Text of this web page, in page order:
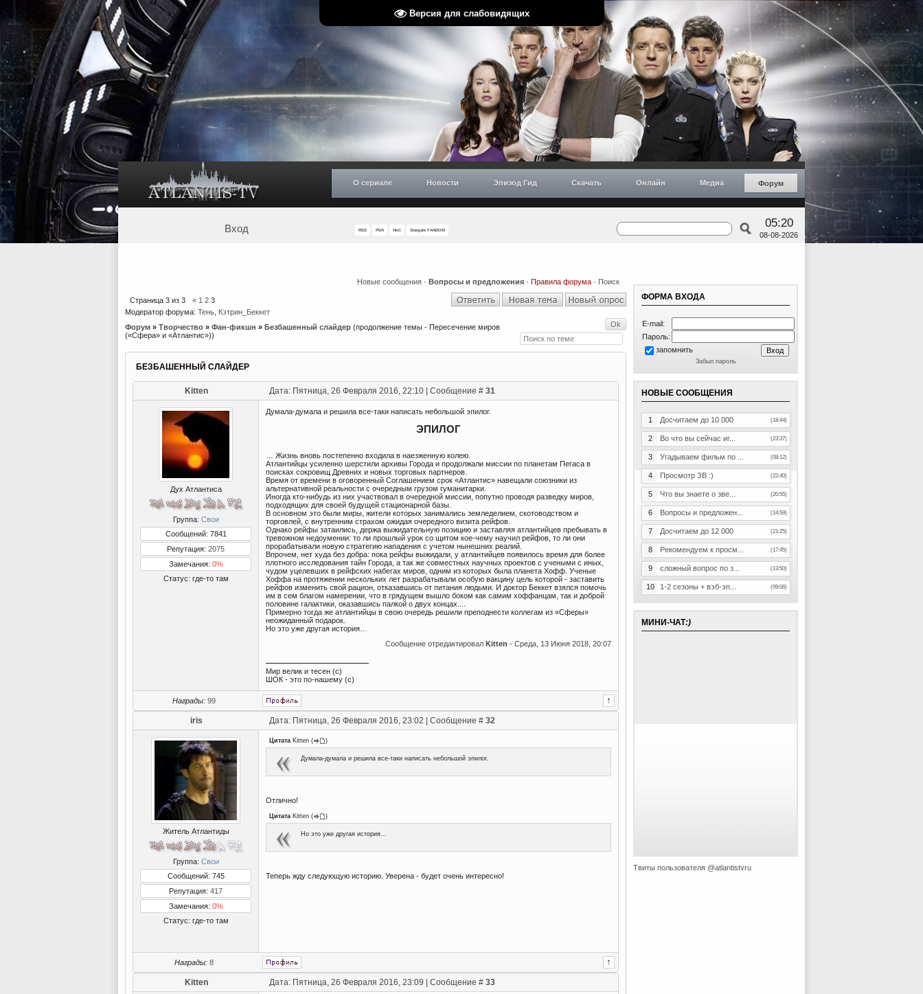
Версия для слабовидящих
О сериале Новости Эпизод Гид Скачать Онлайн Медиа Форум
Вход RSS PDA НиС Stargate FANDOM
05:20
08-08-2026
Новые сообщения · Вопросы и предложения · Правила форума · Поиск
Страница 3 из 3 « 1 2 3
Модератор форума: Тень Кэтрин_Беккет
Форум » Творчество » Фан-фикшн » Безбашенный слайдер (продолжение темы - Пересечение миров
(«Сфера» и «Атлантис»))
БЕЗБАШЕННЫЙ СЛАЙДЕР
Kitten Дата: Пятница, 26 Февраля 2016, 22:10 | Сообщение # 31
Дух Атлантиса
Группа: Свои
Сообщений: 7841
Репутация: 2075
Замечания: 0%
Статус: где-то там
Думала-думала и решила все-таки написать небольшой эпилог.
ЭПИЛОГ
… Жизнь вновь постепенно входила в наезженную колею.
Атлантийцы усиленно шерстили архивы Города и продолжали миссии по планетам Пегаса в
поисках сокровищ Древних и новых торговых партнеров.
Время от времени в оговоренный Соглашением срок «Атлантис» навещали союзники из
альтернативной реальности с очередным грузом гуманитарки.
Иногда кто-нибудь из них участвовал в очередной миссии, попутно проводя разведку миров,
подходящих для своей будущей стационарной базы.
В основном это были миры, жители которых занимались земледелием, скотоводством и
торговлей, с внутренним страхом ожидая очередного визита рейфов.
Однако рейфы затаились, держа выжидательную позицию и заставляя атлантийцев пребывать в
тревожном недоумении: то ли прошлый урок со щитом кое-чему научил рейфов, то ли они
прорабатывали новую стратегию нападения с учетом нынешних реалий.
Впрочем, нет худа без добра: пока рейфы выжидали, у атлантийцев появилось время для более
плотного исследования тайн Города, а так же совместных научных проектов с учеными с иных,
чудом уцелевших в рейфских набегах миров, одним из которых была планета Хофф. Ученые
Хоффа на протяжении нескольких лет разрабатывали особую вакцину цель которой - заставить
рейфов изменить свой рацион, отказавшись от питания людьми. И доктор Беккет взялся помочь
им в сем благом намерении, что в грядущем вышло боком как самим хоффанцам, так и доброй
половине галактики, оказавшись палкой о двух концах....
Примерно тогда же атлантийцы в свою очередь решили преподнести коллегам из «Сферы»
неожиданный подарок.
Но это уже другая история…
Сообщение отредактировал Kitten - Среда, 13 Июня 2018, 20:07
Мир велик и тесен (с)
ШОК - это по-нашему (с)
Награды: 99
iris Дата: Пятница, 26 Февраля 2016, 23:02 | Сообщение # 32
Житель Атлантиды
Группа: Свои
Сообщений: 745
Репутация: 417
Замечания: 0%
Статус: где-то там
Цитата Kitten ( )
Думала-думала и решила все-таки написать небольшой эпилог.
Отлично!
Цитата Kitten ( )
Но это уже другая история…
Теперь жду следующую историю. Уверена - будет очень интересно!
Награды: 8
Kitten Дата: Пятница, 26 Февраля 2016, 23:09 | Сообщение # 33
ФОРМА ВХОДА
E-mail:
Пароль:
запомнить
Забыл пароль
НОВЫЕ СООБЩЕНИЯ
1 Досчитаем до 10 000 (18:44)
2 Во что вы сейчас иг... (23:37)
3 Угадываем фильм по ... (08:12)
4 Просмотр ЗВ :) (22:40)
5 Что вы знаете о зве... (20:55)
6 Вопросы и предложен... (14:59)
7 Досчитаем до 12 000 (21:25)
8 Рекомендуем к просм... (17:45)
9 сложный вопрос по з... (13:50)
10 1-2 сезоны + вэб-эп... (09:06)
МИНИ-ЧАТ:)
Твиты пользователя @atlantistvru